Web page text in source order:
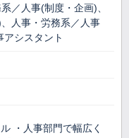
／人事(制度・企画)、
人事・労務系／人事
シスタント
・人事部門で幅広く